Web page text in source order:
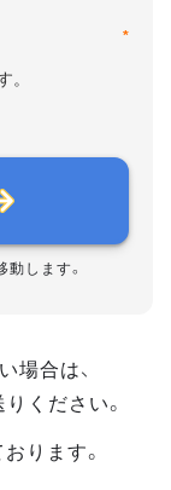
*
。
します。
場合は、
ください。
ります。